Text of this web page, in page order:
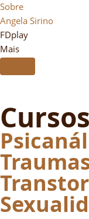
Sobre
Angela Sirino
FDplay
Mais
Cursos